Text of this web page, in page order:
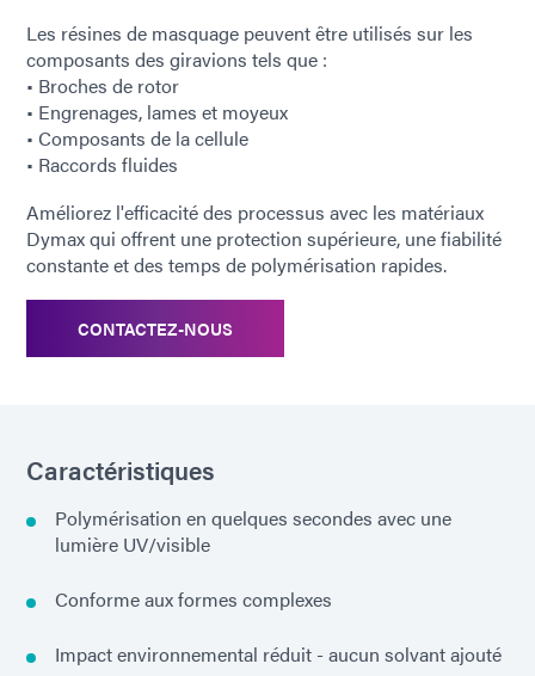
Les résines de masquage peuvent être utilisés sur les
composants des giravions tels que :
• Broches de rotor
• Engrenages, lames et moyeux
• Composants de la cellule
• Raccords fluides
Améliorez l'efficacité des processus avec les matériaux
Dymax qui offrent une protection supérieure, une fiabilité
constante et des temps de polymérisation rapides.
CONTACTEZ-NOUS
Caractéristiques
Polymérisation en quelques secondes avec une
lumière UV/visible
Conforme aux formes complexes
Impact environnemental réduit - aucun solvant ajouté